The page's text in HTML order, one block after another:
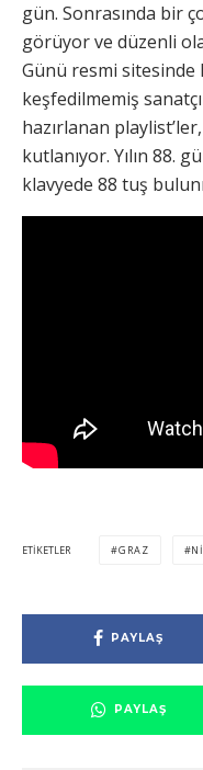
gün. Sonrasında bir
görüyor ve düzenli
Günü resmi sitesinde
keşfedilmemiş
hazırlanan
kutlanıyor. Yılın 88.
klavyede 88 tuş
ETIKETLER GRAZ
PAYLAŞ
PAYLAŞ